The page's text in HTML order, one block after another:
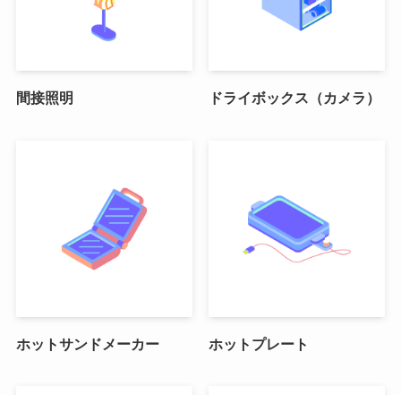
間接照明 ドライボックス（カメラ）
ホットサンドメーカー ホットプレート